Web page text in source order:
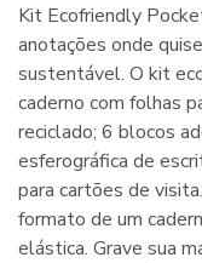
Kit Ecofriendly
anotações onde
sustentável. O kit
caderno com folhas
reciclado; 6 blocos
esferográfica de
para cartões de
formato de um
elástica. Grave sua